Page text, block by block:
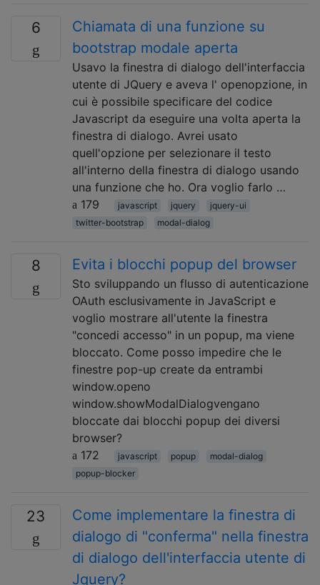
6
Chiamata di una funzione su
bootstrap modale aperta
Usavo la finestra di dialogo dell'interfaccia
utente di JQuery e aveva l' openopzione, in
cui è possibile specificare del codice
Javascript da eseguire una volta aperta la
finestra di dialogo. Avrei usato
quell'opzione per selezionare il testo
all'interno della finestra di dialogo usando
una funzione che ho. Ora voglio farlo …
179
javascript jquery
jquery-ui
twitter-bootstrap
modal-dialog
8 Evita i blocchi popup del browser
Sto sviluppando un flusso di autenticazione
OAuth esclusivamente in JavaScript e
voglio mostrare all'utente la finestra
"concedi accesso" in un popup, ma viene
bloccato. Come posso impedire che le
finestre pop-up create da entrambi
window.openo
window.showModalDialogvengano
bloccate dai blocchi popup dei diversi
browser?
172
javascript popup
modal-dialog
popup-blocker
23
Come implementare la finestra di
dialogo di "conferma" nella finestra
di dialogo dell'interfaccia utente di
Jquery?